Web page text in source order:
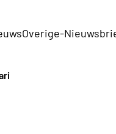
Overige-